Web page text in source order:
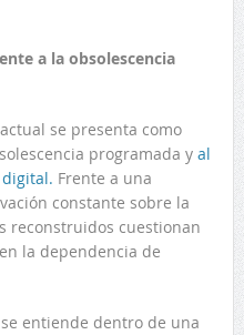
a la obsolescencia
se presenta como
programada yal
Frente a una
constante sobre la
reconstruidos cuestionan
la dependencia de
entiende dentro de una